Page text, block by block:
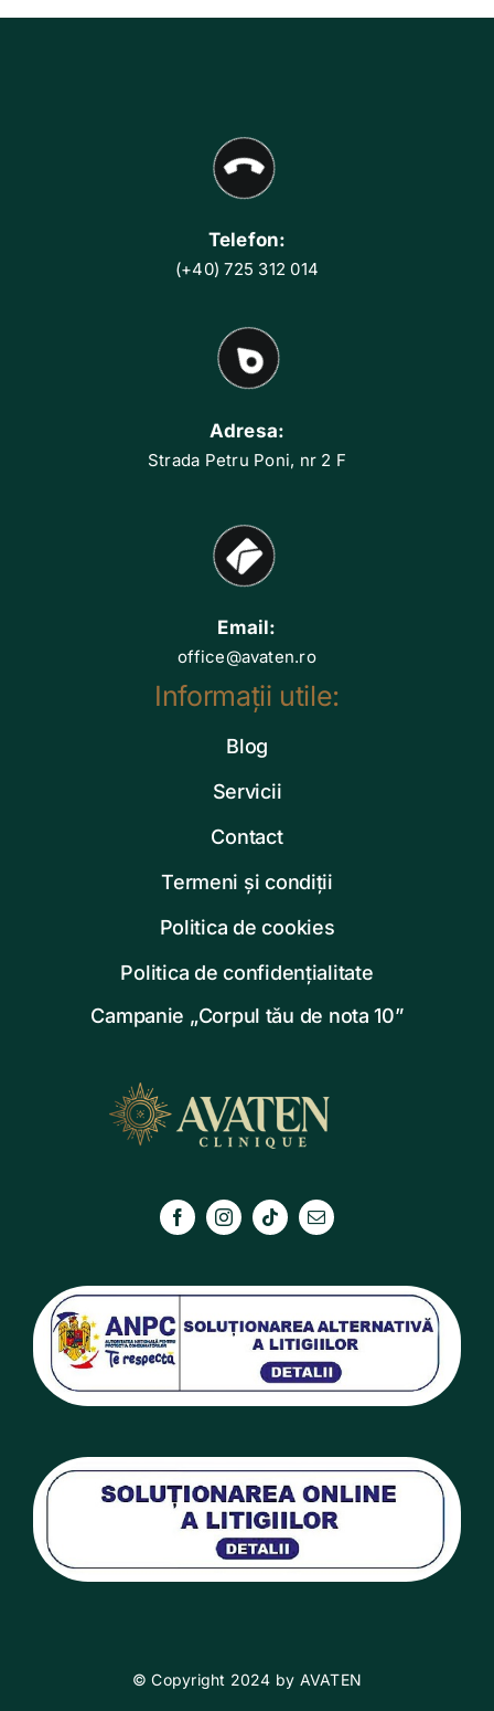
Telefon:
(+40) 725 312 014
Adresa:
Strada Petru Poni, nr 2 F
Email:
office@avaten.ro
Informații utile:
Blog
Servicii
Contact
Termeni și condiții
Politica de cookies
Politica de confidențialitate
Campanie „Corpul tău de nota 10”
© Copyright 2024 by AVATEN